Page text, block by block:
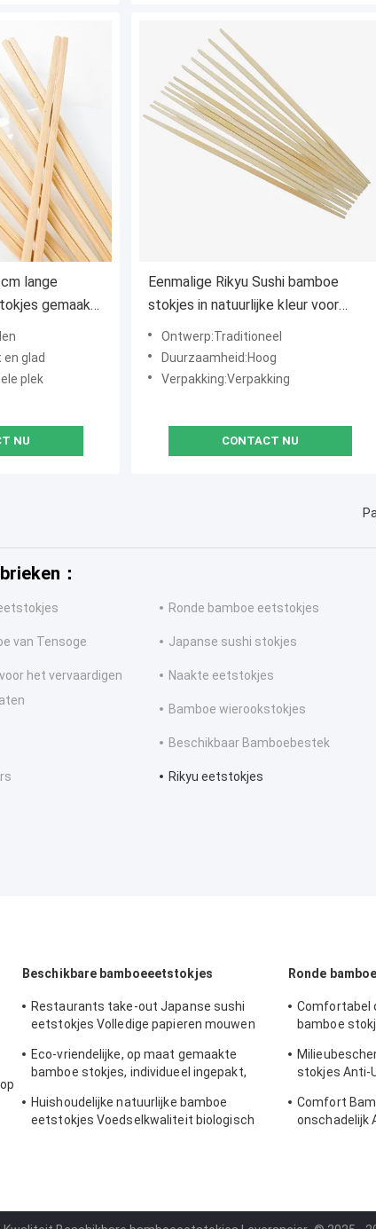
lange
gemaakt
Moso bamboe
restaurants
en glad
plek
NU
Eenmalige Rikyu Sushi bamboe
stokjes in natuurlijke kleur voor
BBQ-gelegenheden
Ontwerp:Traditioneel
Duurzaamheid:Hoog
Verpakking:Verpakking
CONTACT NU
：
Ronde bamboe eetstokjes
van Tensoge Japanse sushi stokjes
het vervaardigen
Naakte eetstokjes
Bamboe wierookstokjes
Beschikbaar Bamboebestek
Rikyu eetstokjes
Beschikbare bamboeeetstokjes
Restaurants take-out Japanse sushi
eetstokjes Volledige papieren mouwen
Eco-vriendelijke, op maat gemaakte
bamboe stokjes, individueel ingepakt,
Huishoudelijke natuurlijke bamboe
eetstokjes Voedselkwaliteit biologisch
Ronde
Comfortabel
bamboe
stokjes Anti-
Comfort
onschadelijk